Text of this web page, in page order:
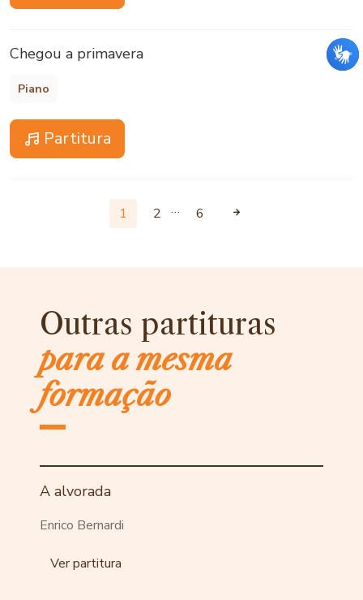
Chegou a primavera
Piano
Partitura
1 2 … 6
Outras partituras
para a mesma
formação
A alvorada
Enrico Bernardi
Ver partitura